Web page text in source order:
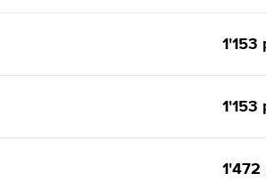
1'153
1'153
1'472